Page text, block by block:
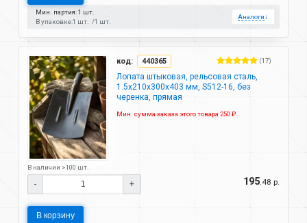
Мин. партия: 1 шт.
В упаковке:1 шт. 1 шт.
Аналоги↓
код: 440365 (17)
Лопата штыковая, рельсовая сталь,
1.5х210х300х403 мм, S512-16, без
черенка, прямая
Мин. сумма заказа этого товара 250 ₽.
В наличии >100 шт.
- + 195 .48 р.
В корзину